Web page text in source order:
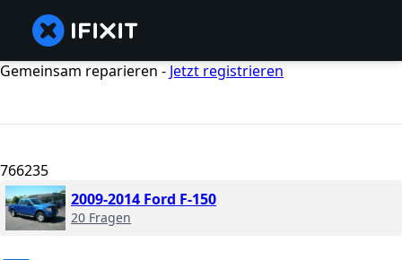
Gemeinsam reparieren - Jetzt registrieren
766235
2009-2014 Ford F-150
20 Fragen